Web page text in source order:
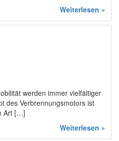
Weiterlesen »
werden immer vielfältiger
des Verbrennungsmotors ist
Art […]
Weiterlesen »